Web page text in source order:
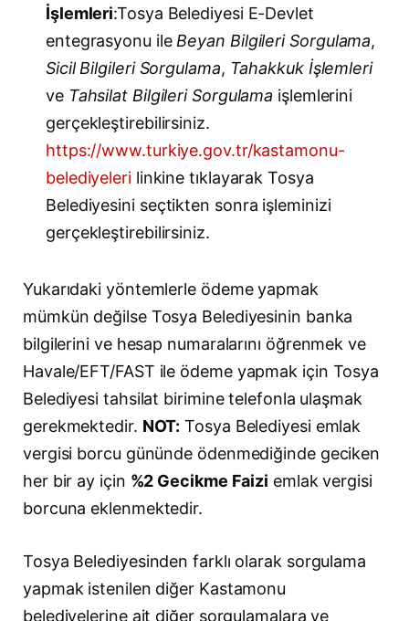
İşlemleri:Tosya Belediyesi E-Devlet
entegrasyonu ile Beyan Bilgileri Sorgulama,
Sicil Bilgileri Sorgulama, Tahakkuk İşlemleri
ve Tahsilat Bilgileri Sorgulama işlemlerini
gerçekleştirebilirsiniz.
https://www.turkiye.gov.tr/kastamonu-
belediyelerilinkine tıklayarak Tosya
Belediyesini seçtikten sonra işleminizi
gerçekleştirebilirsiniz.
Yukarıdaki yöntemlerle ödeme yapmak
mümkün değilse Tosya Belediyesinin banka
bilgilerini ve hesap numaralarını öğrenmek ve
Havale/EFT/FAST ile ödeme yapmak için Tosya
Belediyesi tahsilat birimine telefonla ulaşmak
gerekmektedir. NOT: Tosya Belediyesi emlak
vergisi borcu gününde ödenmediğinde geciken
her bir ay için %2 Gecikme Faizi emlak vergisi
borcuna eklenmektedir.
Tosya Belediyesinden farklı olarak sorgulama
yapmak istenilen diğer Kastamonu
belediyelerine ait diğer sorgulamalara ve